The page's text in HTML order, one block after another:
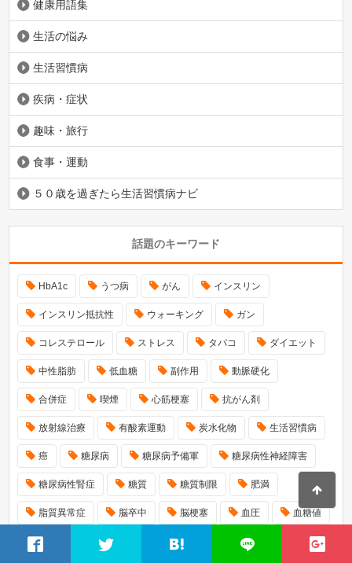
健康用語集
生活の悩み
生活習慣病
疾病・症状
趣味・旅行
食事・運動
５０歳を過ぎたら生活習慣病ナビ
話題のキーワード
HbA1c うつ病 がん インスリン
インスリン抵抗性 ウォーキング ガン
コレステロール ストレス タバコ ダイエット
中性脂肪 低血糖 副作用 動脈硬化
合併症 喫煙 心筋梗塞 抗がん剤
放射線治療 有酸素運動 炭水化物 生活習慣病
癌 糖尿病 糖尿病予備軍 糖尿病性神経障害
糖尿病性腎症 糖質 糖質制限 肥満
脂質異常症 脳卒中 脳梗塞 血圧 血糖値
足のむくみ 運動 食事療法